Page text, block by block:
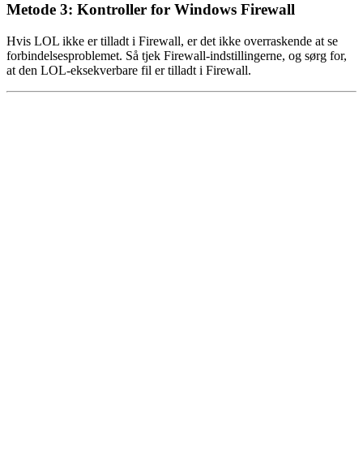
Metode 3: Kontroller for Windows Firewall
Hvis LOL ikke er tilladt i Firewall, er det ikke overraskende at se
forbindelsesproblemet. Så tjek Firewall-indstillingerne, og sørg for,
at den LOL-eksekverbare fil er tilladt i Firewall.